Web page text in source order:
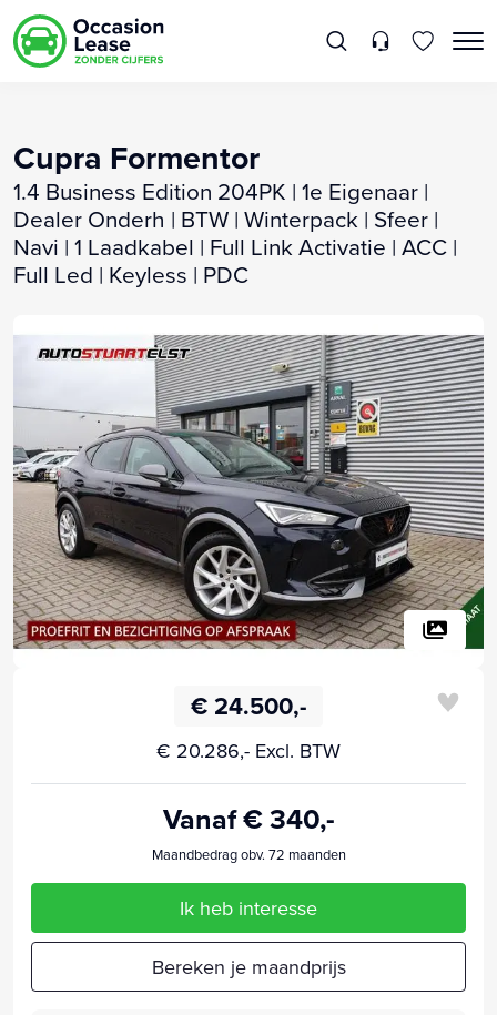
Cupra Formentor
1.4 Business Edition 204PK | 1e Eigenaar |
Dealer Onderh | BTW | Winterpack | Sfeer |
Navi | 1 Laadkabel | Full Link Activatie | ACC |
Full Led | Keyless | PDC
€ 24.500,-
€ 20.286,- Excl. BTW
Vanaf € 340,-
Maandbedrag obv. 72 maanden
Ik heb interesse
Bereken je maandprijs